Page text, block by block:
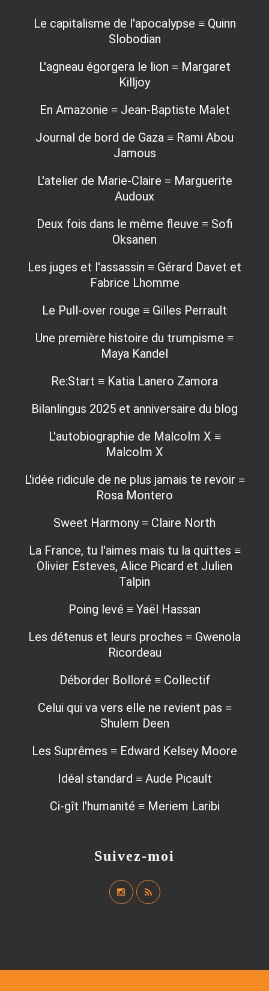
Suivez-moi
Le capitalisme de l'apocalypse ≡ Quinn
Slobodian
L'agneau égorgera le lion ≡ Margaret
Killjoy
En Amazonie ≡ Jean-Baptiste Malet
Journal de bord de Gaza ≡ Rami Abou
Jamous
L'atelier de Marie-Claire ≡ Marguerite
Audoux
Deux fois dans le même fleuve ≡ Sofi
Oksanen
Les juges et l'assassin ≡ Gérard Davet et
Fabrice Lhomme
Le Pull-over rouge ≡ Gilles Perrault
Une première histoire du trumpisme ≡
Maya Kandel
Re:Start ≡ Katia Lanero Zamora
Bilanlingus 2025 et anniversaire du blog
L'autobiographie de Malcolm X ≡
Malcolm X
L'idée ridicule de ne plus jamais te revoir ≡
Rosa Montero
Sweet Harmony ≡ Claire North
La France, tu l'aimes mais tu la quittes ≡
Olivier Esteves, Alice Picard et Julien
Talpin
Poing levé ≡ Yaël Hassan
Les détenus et leurs proches ≡ Gwenola
Ricordeau
Déborder Bolloré ≡ Collectif
Celui qui va vers elle ne revient pas ≡
Shulem Deen
Les Suprêmes ≡ Edward Kelsey Moore
Idéal standard ≡ Aude Picault
Ci-gît l'humanité ≡ Meriem Laribi